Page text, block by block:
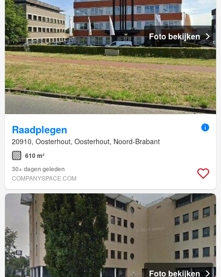
Foto bekijken
Raadplegen
20910, Oosterhout, Oosterhout, Noord-Brabant
610 m²
30+ dagen geleden
COMPANYSPACE.COM
Foto bekijken